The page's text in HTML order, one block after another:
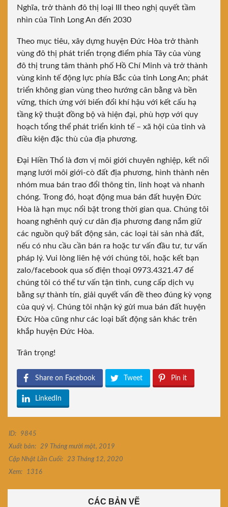
Nghĩa, trở thành đô thị loại III theo nghị quyết tầm
nhìn của Tỉnh Long An đến 2030
Theo mục tiêu, xây dựng huyện Đức Hòa trở thành
vùng đô thị phát triển trọng điểm phía Tây của vùng
đô thị trung tâm thành phố Hồ Chí Minh và trở thành
vùng kinh tế động lực phía Bắc của tỉnh Long An; phát
triển không gian vùng theo hướng cân bằng và bền
vững, thích ứng với biến đổi khí hậu với kết cấu hạ
tầng kỹ thuật đồng bộ và hiện đại, phù hợp với quy
hoạch tổng thể phát triển kinh tế – xã hội của tỉnh và
điều kiện đặc thù của địa phương.
Đại Hiền Thổ là đơn vị môi giới chuyên nghiệp, kết nối
mạng lưới môi giới-cò đất địa phương, hình thành nên
nhóm mua bán trao đổi thông tin, linh hoạt và nhanh
chóng. Trong đó, hoạt động mua bán đất huyện Đức
Hòa là hạn mục nổi bật trong thời gian qua. Chúng tôi
hoang nghênh quý cư dân địa phương đang nắm giữ
các nguồn quỹ bất động sản, các loại tài sản nhà đất,
nếu có nhu cầu cần bán ra hoặc tư vấn đầu tư, tư vấn
pháp lý. Vui lòng liên hệ với chúng tôi, hoặc kết bạn
zalo/facebook qua số điện thoại 0973.4321.47 để
chúng tôi có thể tư vấn tận tình, cung cấp dịch vụ
bằng sự thành tín, giải quyết vấn đề theo đúng kỳ vọng
của quý vị. Chúng tôi nhận ký gửi mua bán đất huyện
Đức Hòa cũng như các loại bất động sản khác trên
khắp huyện Đức Hòa.
Trân trọng!
Share on Facebook Tweet Pin it
LinkedIn
ID:
9845
Xuất bản:
29 Tháng mười một, 2019
Cập Nhật Lần Cuối:
23 Tháng 12, 2020
Xem:
1316
CÁC BẢN VẼ